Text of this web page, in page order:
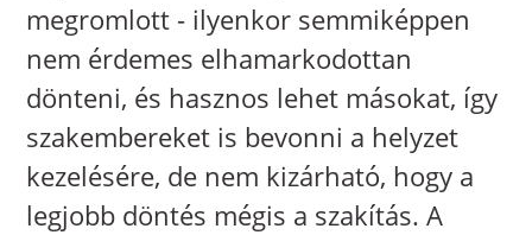
megromlott - ilyenkor semmiképpen
nem érdemes elhamarkodottan
dönteni, és hasznos lehet másokat, így
szakembereket is bevonni a helyzet
kezelésére, de nem kizárható, hogy a
legjobb döntés mégis a szakítás. A